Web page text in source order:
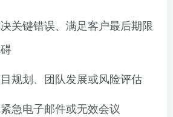
关键错误、满足客户最后期限
规划、团队发展或风险评估
急电子邮件或无效会议